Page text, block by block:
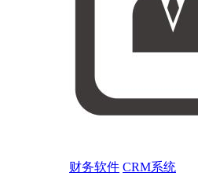
财务软件 CRM系统